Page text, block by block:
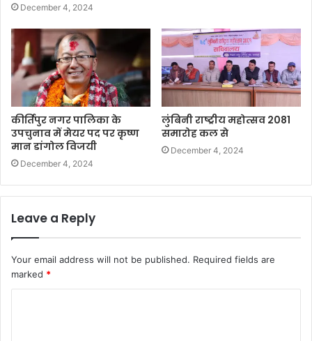
December 4, 2024
कीर्तिपुर नगर पालिका के
उपचुनाव में मेयर पद पर कृष्ण
मान डांगोल विजयी
December 4, 2024
लुंबिनी राष्ट्रीय महोत्सव 2081
समारोह कल से
December 4, 2024
Leave a Reply
Your email address will not be published. Required fields are
marked *